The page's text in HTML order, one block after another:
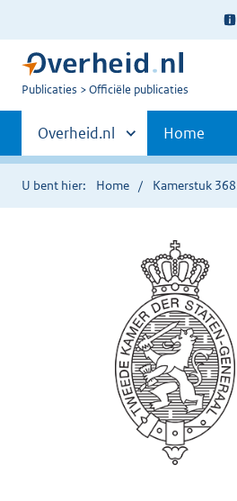
Ter
U
Publicaties Officiële publicaties
Primaire
navigatie
Andere
sites
binnen
Overheid.nl Home
U bent hier: Home Kamerstuk